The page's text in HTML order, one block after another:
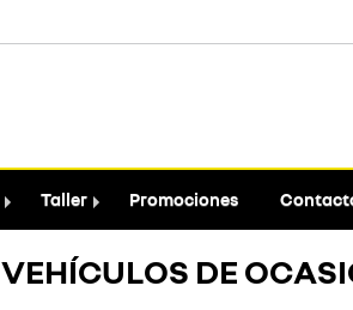
Taller Promociones
VEHÍCULOS DE